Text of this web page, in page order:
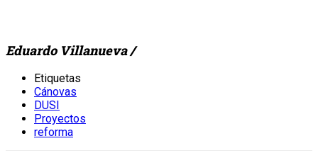
Eduardo Villanueva /
Etiquetas
Cánovas
DUSI
Proyectos
reforma